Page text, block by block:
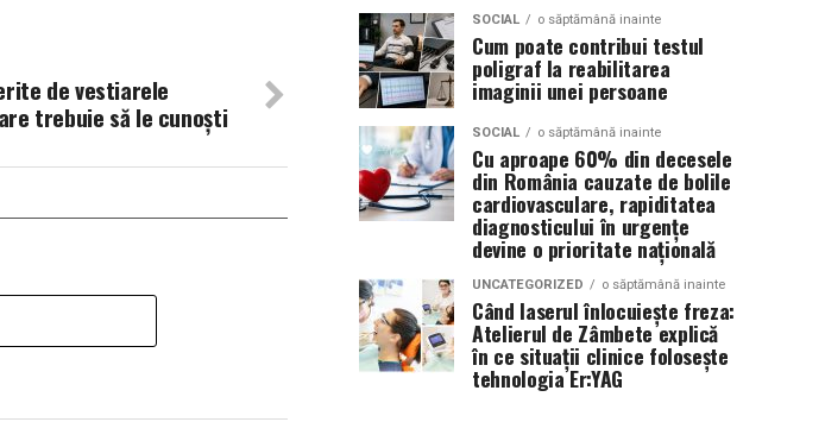
de vestiarele
trebuie să le cunoști
SOCIAL o săptămână inainte
Cum poate contribui testul
poligraf la reabilitarea
imaginii unei persoane
SOCIAL o săptămână inainte
Cu aproape 60% din decesele
din România cauzate de bolile
cardiovasculare, rapiditatea
diagnosticului în urgențe
devine o prioritate națională
UNCATEGORIZED o săptămână inainte
Când laserul înlocuiește freza:
Atelierul de Zâmbete explică
în ce situații clinice folosește
tehnologia Er:YAG